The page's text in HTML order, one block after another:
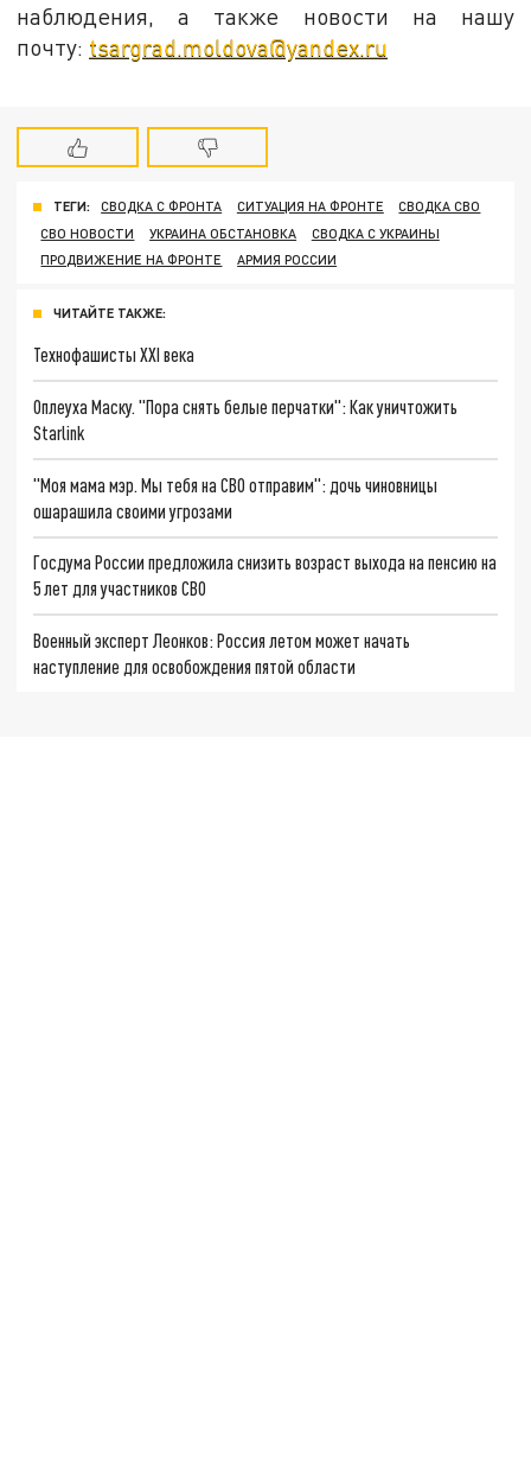
наблюдения, а также новости на нашу
почту: tsargrad.moldova@yandex.ru
ТЕГИ: СВОДКА С ФРОНТА СИТУАЦИЯ НА ФРОНТЕ
СВОДКА СВО
СВО НОВОСТИ
УКРАИНА ОБСТАНОВКА
СВОДКА С УКРАИНЫ
ПРОДВИЖЕНИЕ НА ФРОНТЕ
АРМИЯ РОССИИ
ЧИТАЙТЕ ТАКЖЕ:
Технофашисты XXI века
Оплеуха Маску. "Пора снять белые перчатки": Как уничтожить
Starlink
"Моя мама мэр. Мы тебя на СВО отправим": дочь чиновницы
ошарашила своими угрозами
Госдума России предложила снизить возраст выхода на пенсию на
5 лет для участников СВО
Военный эксперт Леонков: Россия летом может начать
наступление для освобождения пятой области